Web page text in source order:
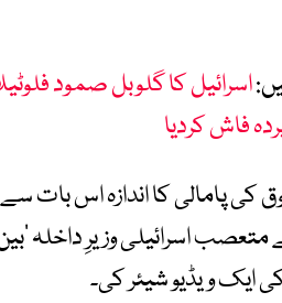
اسرائیل کا گلوبل صمود
فاش کردیا
کی پامالی کا اندازہ اس بات
متعصب اسرائیلی وزیرِ داخلہ
ایک ویڈیو شیئر کی۔